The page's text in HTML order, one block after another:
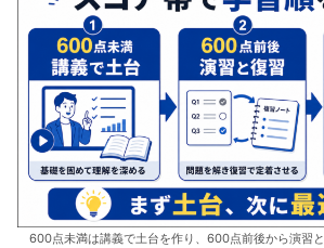
600点未満は講義で土台を作り、600点前後から演習と